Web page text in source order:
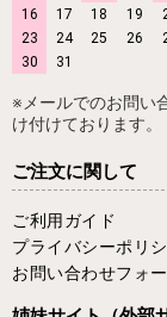
16
17 18 19
23
24 25 26
30
31
※メールでのお問い
け付けております。
ご注文に関して
ご利用ガイド
プライバシーポリ
お問い合わせフォ